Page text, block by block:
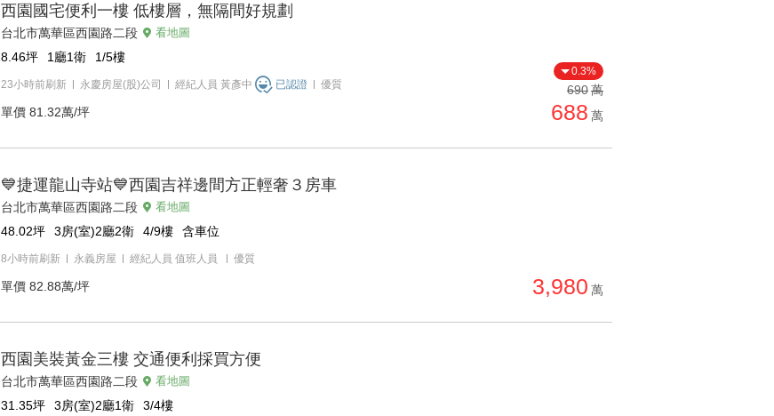
西園國宅便利一樓 低樓層，無隔間好規劃
台北市萬華區西園路二段 看地圖
8.46坪 1廳1衛 1/5樓
23小時前刷新 永慶房屋(股)公司 經紀人員 黃彥中 已認證 優質
單價 81.32萬/坪
0.3%
690萬
688 萬
💙捷運龍山寺站💙西園吉祥邊間方正輕奢３房車
台北市萬華區西園路二段 看地圖
48.02坪 3房(室)2廳2衛 4/9樓 含車位
8小時前刷新 永義房屋 經紀人員 值班人員 優質
單價 82.88萬/坪 3,980 萬
西園美裝黃金三樓 交通便利採買方便
台北市萬華區西園路二段 看地圖
31.35坪 3房(室)2廳1衛 3/4樓